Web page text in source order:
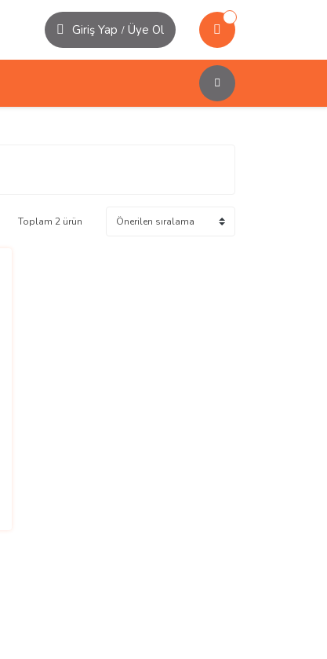
Giriş Yap / Üye Ol
Toplam 2 ürün